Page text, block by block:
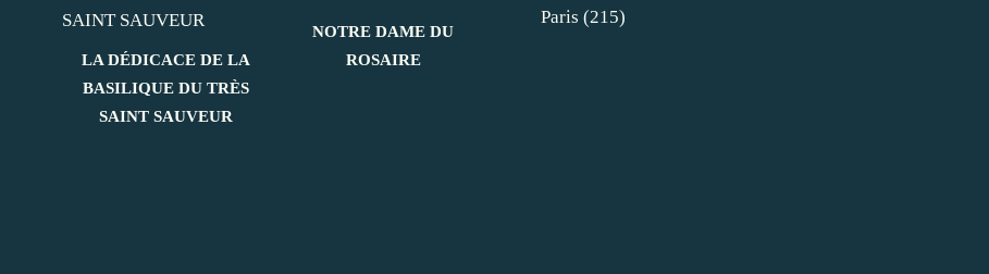
LA DÉDICACE DE LA
BASILIQUE DU TRÈS
SAINT SAUVEUR
NOTRE DAME DU
ROSAIRE
Paris (215)